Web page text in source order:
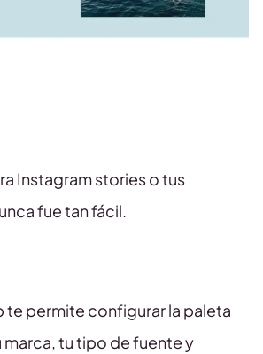
Instagram stories o tus
fue tan fácil.
te permite configurar la paleta
tu tipo de fuente y